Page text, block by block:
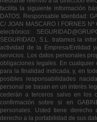
facilita la siguiente información
DATOS. Responsable Identidad:
C/ JOAN MASCARO I FORNES
electrónico:
SEGURIDAD, S.L. tratamos la
actividad de la Empresa/Entidad
servicios. Los datos personales
obligaciones legales. En cualquier
para la finalidad indicada, y, en
posibles responsabilidades
personal se basan en un interés
cederán a terceros salvo en los
confirmación sobre si en
personales. Usted tiene derecho
derecho a la portabilidad de sus